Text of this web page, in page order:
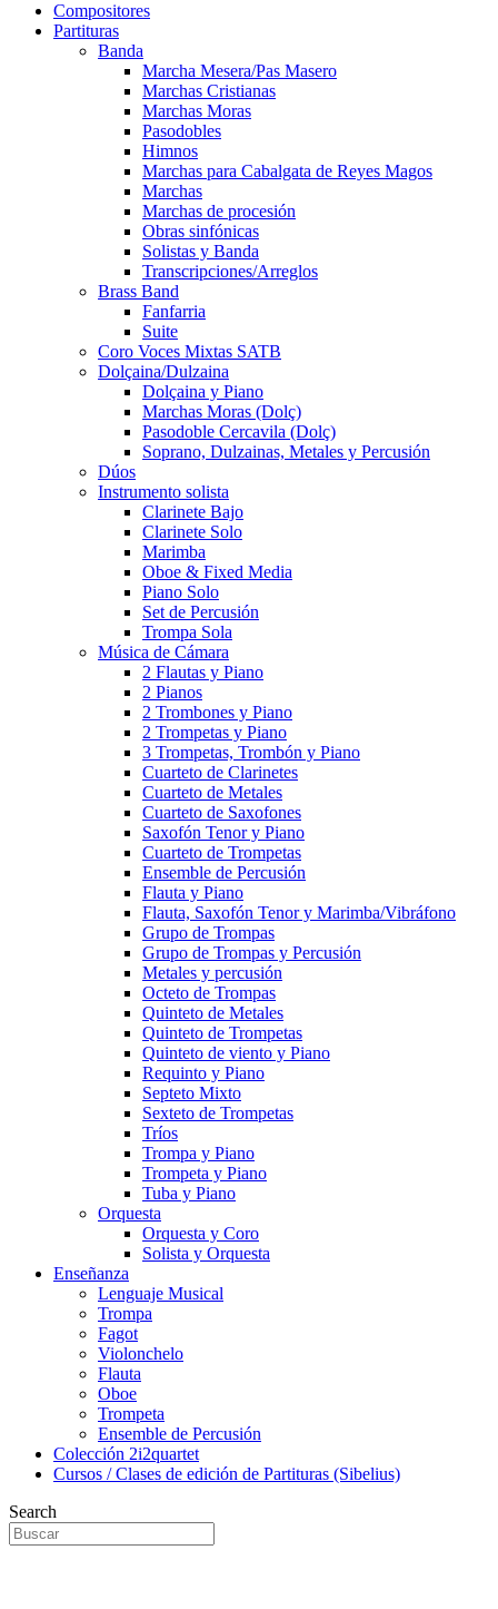
Compositores
Partituras
Banda
Marcha Mesera/Pas Masero
Marchas Cristianas
Marchas Moras
Pasodobles
Himnos
Marchas para Cabalgata de Reyes Magos
Marchas
Marchas de procesión
Obras sinfónicas
Solistas y Banda
Transcripciones/Arreglos
Brass Band
Fanfarria
Suite
Coro Voces Mixtas SATB
Dolçaina/Dulzaina
Dolçaina y Piano
Marchas Moras (Dolç)
Pasodoble Cercavila (Dolç)
Soprano, Dulzainas, Metales y Percusión
Dúos
Instrumento solista
Clarinete Bajo
Clarinete Solo
Marimba
Oboe & Fixed Media
Piano Solo
Set de Percusión
Trompa Sola
Música de Cámara
2 Flautas y Piano
2 Pianos
2 Trombones y Piano
2 Trompetas y Piano
3 Trompetas, Trombón y Piano
Cuarteto de Clarinetes
Cuarteto de Metales
Cuarteto de Saxofones
Saxofón Tenor y Piano
Cuarteto de Trompetas
Ensemble de Percusión
Flauta y Piano
Flauta, Saxofón Tenor y Marimba/Vibráfono
Grupo de Trompas
Grupo de Trompas y Percusión
Metales y percusión
Octeto de Trompas
Quinteto de Metales
Quinteto de Trompetas
Quinteto de viento y Piano
Requinto y Piano
Septeto Mixto
Sexteto de Trompetas
Tríos
Trompa y Piano
Trompeta y Piano
Tuba y Piano
Orquesta
Orquesta y Coro
Solista y Orquesta
Enseñanza
Lenguaje Musical
Trompa
Fagot
Violonchelo
Flauta
Oboe
Trompeta
Ensemble de Percusión
Colección 2i2quartet
Cursos / Clases de edición de Partituras (Sibelius)
Search